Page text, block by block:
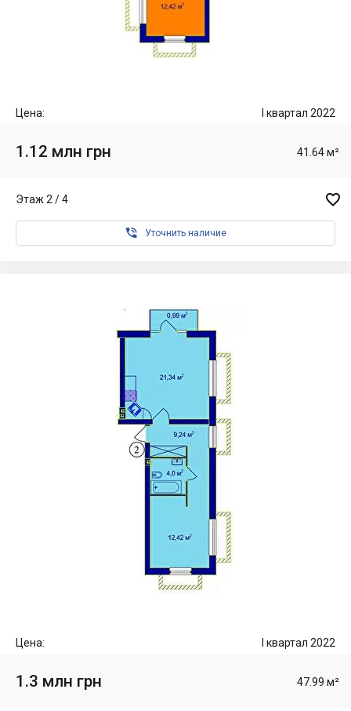
Цена: I квартал 2022
1.12 млн грн 41.64 м²
Этаж 2 / 4 
 Уточнить наличие
Цена: I квартал 2022
1.3 млн грн 47.99 м²